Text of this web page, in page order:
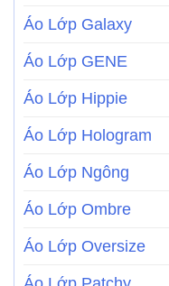
Áo Lớp Galaxy
Áo Lớp GENE
Áo Lớp Hippie
Áo Lớp Hologram
Áo Lớp Ngông
Áo Lớp Ombre
Áo Lớp Oversize